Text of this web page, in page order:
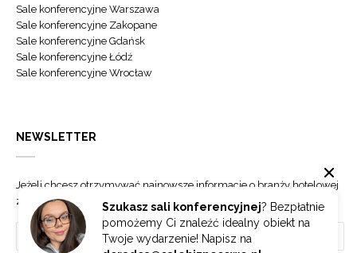
Szukasz sali konferencyjnej? Bezpłatnie
pomożemy Ci znaleźć idealny obiekt na
Twoje wydarzenie! Napisz na
Sale konferencyjne Warszawa
Sale konferencyjne Zakopane
Sale konferencyjne Gdańsk
Sale konferencyjne Łódź
Sale konferencyjne Wrocław
NEWSLETTER
Jeżeli chcesz otrzymywać najnowsze informacje o branży hotelowej
zapisz się do naszego newslettera.